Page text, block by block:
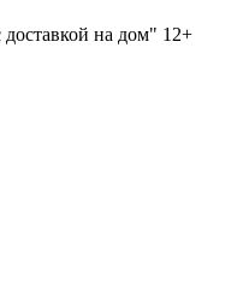
на дом" 12+